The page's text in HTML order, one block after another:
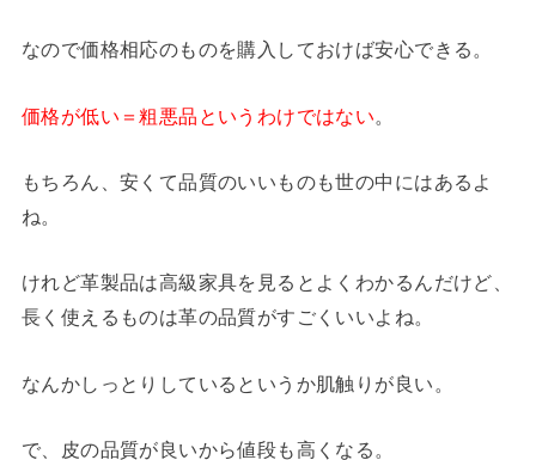
なので価格相応のものを購入しておけば安心できる。
価格が低い＝粗悪品というわけではない。
もちろん、安くて品質のいいものも世の中にはあるよ
ね。
けれど革製品は高級家具を見るとよくわかるんだけど、
長く使えるものは革の品質がすごくいいよね。
なんかしっとりしているというか肌触りが良い。
で、皮の品質が良いから値段も高くなる。